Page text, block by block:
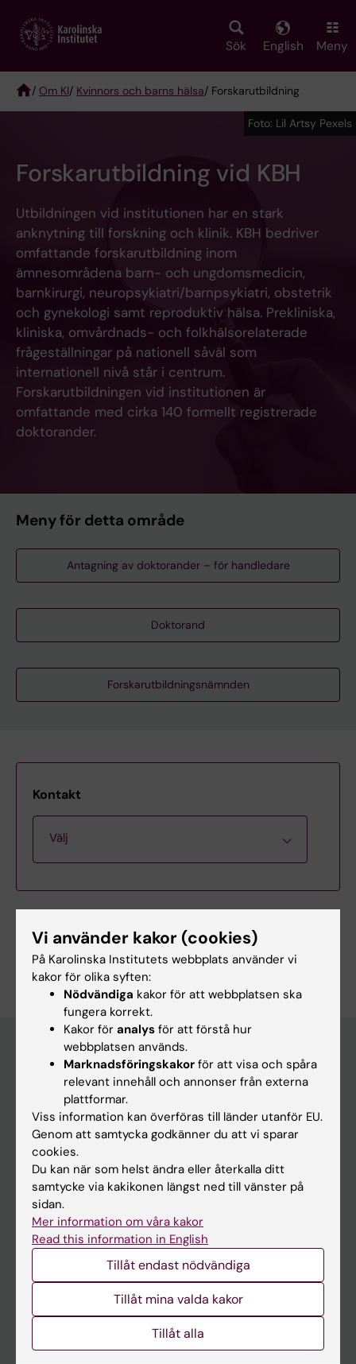
main
Sök English Meny
Breadcrumb
/ Om KI/ Kvinnors och barns hälsa/ Forskarutbildning
Forskarutbildning vid KBH
Utbildningen vid institutionen har en stark
anknytning till forskning och klinik. KBH bedriver
omfattande forskarutbildning inom
ämnesområdena barn- och ungdomsmedicin,
barnkirurgi, neuropsykiatri/barnpsykiatri, obstetrik
och gynekologi samt reproduktiv hälsa. Prekliniska,
kliniska, omvårdnads- och folkhälsorelaterade
frågeställningar på nationell såväl som
internationell nivå står i centrum.
Forskarutbildningen vid institutionen är
omfattande med cirka 140 formellt registrerade
doktorander.
Foto: Lil Artsy Pexels
Meny för detta område
Antagning av doktorander – för handledare
Doktorand
Forskarutbildningsnämnden
Kontakt
Välj
Utbildningsadministratör
Innehållsgranskare:
Caroline Rådestad
Sidan uppdaterad: 2026-06-24
Huvudmeny
Utbildning
Forskarutbildning
Forskning
Om KI
På gång
Kalender
Vi använder kakor (cookies)
På Karolinska Institutets webbplats använder vi
kakor för olika syften:
Nödvändiga kakor för att webbplatsen ska
fungera korrekt.
Kakor för analys för att förstå hur
webbplatsen används.
Marknadsföringskakor för att visa och spåra
relevant innehåll och annonser från externa
plattformar.
Viss information kan överföras till länder utanför EU.
Genom att samtycka godkänner du att vi sparar
cookies.
Du kan när som helst ändra eller återkalla ditt
samtycke via kakikonen längst ned till vänster på
sidan.
Mer information om våra kakor
Read this information in English
Tillåt endast nödvändiga
Tillåt mina valda kakor
Tillåt alla